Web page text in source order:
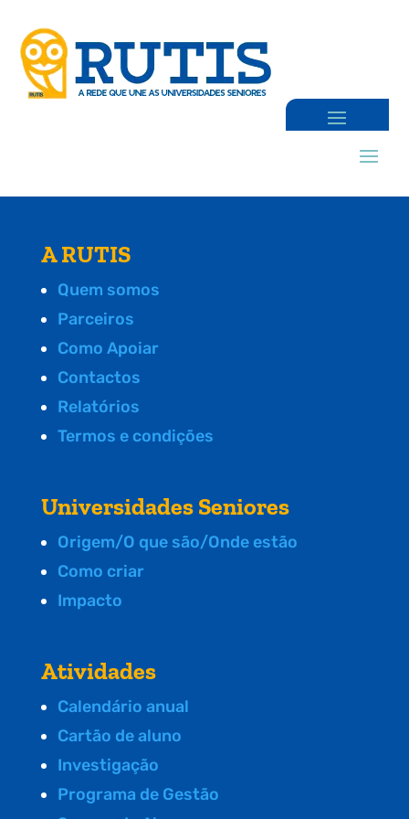
A RUTIS
Quem somos
Parceiros
Como Apoiar
Contactos
Relatórios
Termos e condições
Universidades Seniores
Origem/O que são/Onde estão
Como criar
Impacto
Atividades
Calendário anual
Cartão de aluno
Investigação
Programa de Gestão